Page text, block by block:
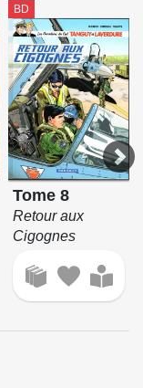
BD
Tome 8
Retour aux
Cigognes